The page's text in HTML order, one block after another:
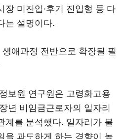
장 미진입·후기 진입형 등 다
는 설명이다.
애과정 전반으로 확장될 필
보원 연구원은 고령화고용
년 비임금근로자의 일자리
계를 분석했다. 일자리가 불
을 과도하게 하는 경향이 높